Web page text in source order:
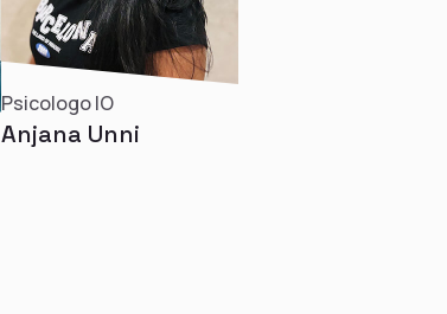
Psicologo IO
Anjana Unni